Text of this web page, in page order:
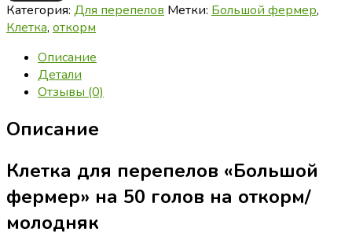
Категория: Для перепелов Метки: Большой фермер,
Клетка, откорм
Описание
Детали
Отзывы (0)
Описание
Клетка для перепелов «Большой
фермер» на 50 голов на откорм/
молодняк